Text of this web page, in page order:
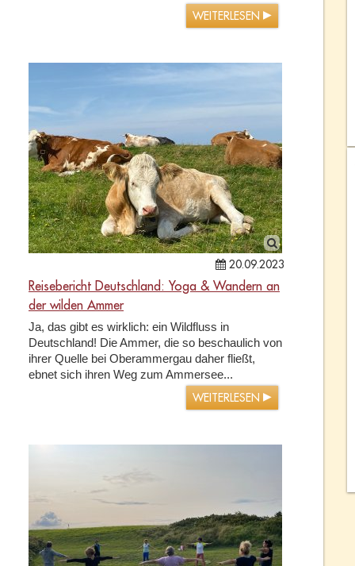
WEITERLESEN
20.09.2023
Reisebericht Deutschland: Yoga & Wandern an
der wilden Ammer
Ja, das gibt es wirklich: ein Wildfluss in
Deutschland! Die Ammer, die so beschaulich von
ihrer Quelle bei Oberammergau daher fließt,
ebnet sich ihren Weg zum Ammersee...
WEITERLESEN